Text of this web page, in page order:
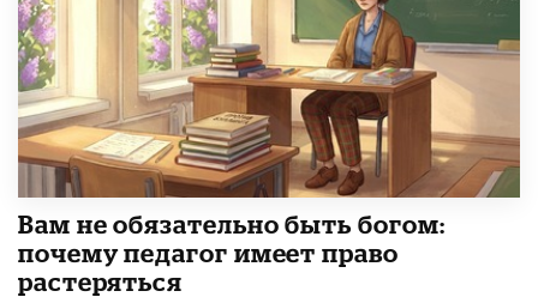
​Вам не обязательно быть богом:
почему педагог имеет право
растеряться